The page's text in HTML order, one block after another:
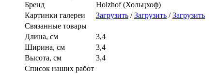
Бренд
Holzhof (Хольцхоф)
Картинки галереи
Загрузить /Загрузить /Загрузить
Связанные товары
Длина, см
3,4
Ширина, см
3,4
Высота, см
3,4
Список наших работ